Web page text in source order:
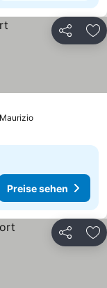
Teilen
Preise sehen
Preise sehen
Teilen